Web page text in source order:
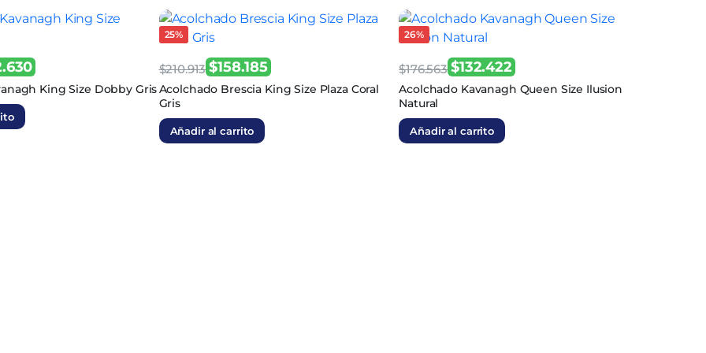
King Size Dobby Gris
25%
$210.913
El
precio
original
$158.185
El
precio
actual
Acolchado Brescia King Size Plaza Coral
Gris
Añadir al carrito
26%
$176.563
El
precio
original
$132.422
El
precio
actual
Acolchado Kavanagh Queen Size Ilusion
Natural
Añadir al carrito